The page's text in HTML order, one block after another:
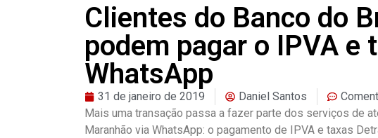
Clientes do Banco do
podem pagar o IPVA e
WhatsApp
31 de janeiro de 2019 Daniel Santos
Mais uma transação passa a fazer parte dos serviços de
Maranhão via WhatsApp: o pagamento de IPVA e taxas